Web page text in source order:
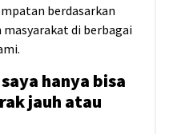
berdasarkan
di berbagai
hanya bisa
jauh atau